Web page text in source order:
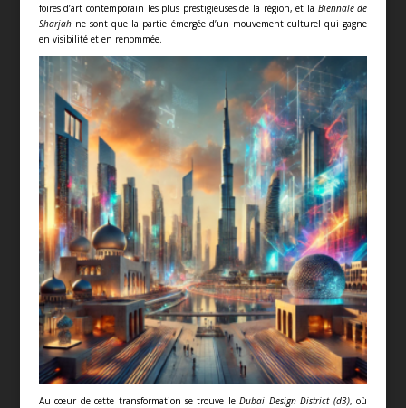
foires d’art contemporain les plus prestigieuses de la région, et la Biennale de
Sharjahne sont que la partie émergée d’un mouvement culturel qui gagne
en visibilité et en renommée.
Au cœur de cette transformation se trouve leDubai Design District (d3), où